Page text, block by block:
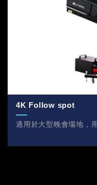
4K Follow spot
適用於大型晚會場地，